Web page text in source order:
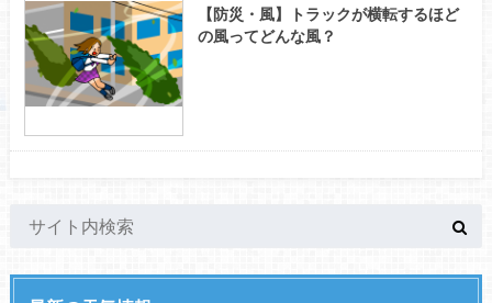
【防災・風】トラックが横転するほど
の風ってどんな風？